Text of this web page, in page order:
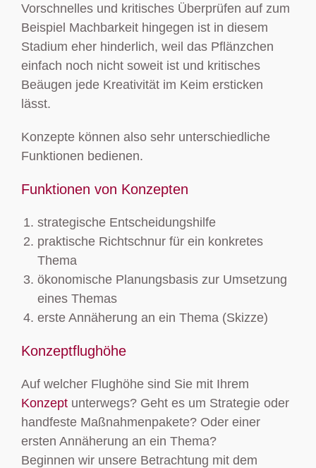
Vorschnelles und kritisches Überprüfen auf zum
Beispiel Machbarkeit hingegen ist in diesem
Stadium eher hinderlich, weil das Pflänzchen
einfach noch nicht soweit ist und kritisches
Beäugen jede Kreativität im Keim ersticken
lässt.
Konzepte können also sehr unterschiedliche
Funktionen bedienen.
Funktionen von Konzepten
strategische Entscheidungshilfe
praktische Richtschnur für ein konkretes
Thema
ökonomische Planungsbasis zur Umsetzung
eines Themas
erste Annäherung an ein Thema (Skizze)
Konzeptflughöhe
Auf welcher Flughöhe sind Sie mit Ihrem
Konzeptunterwegs? Geht es um Strategie oder
handfeste Maßnahmenpakete? Oder einer
ersten Annäherung an ein Thema?
Beginnen wir unsere Betrachtung mit dem